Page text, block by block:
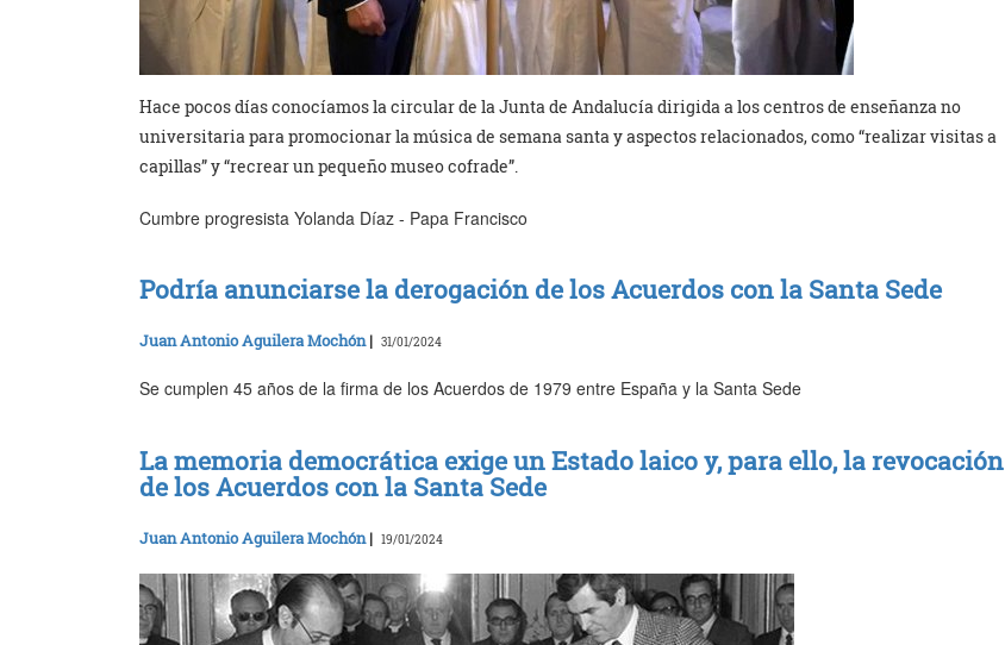
Hace pocos días conocíamos la circular de la Junta de Andalucía dirigida a los centros de enseñanza no
universitaria para promocionar la música de semana santa y aspectos relacionados, como “realizar visitas a
capillas” y “recrear un pequeño museo cofrade”.
Cumbre progresista Yolanda Díaz - Papa Francisco
Podría anunciarse la derogación de los Acuerdos con la Santa Sede
Juan Antonio Aguilera Mochón| 31/01/2024
Se cumplen 45 años de la firma de los Acuerdos de 1979 entre España y la Santa Sede
La memoria democrática exige un Estado laico y, para ello, la revocación
de los Acuerdos con la Santa Sede
Juan Antonio Aguilera Mochón| 19/01/2024